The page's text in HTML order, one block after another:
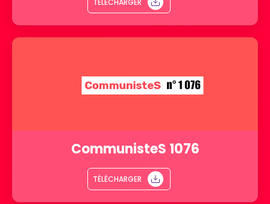
CommunisteS 1076
TÉLÉCHARGER